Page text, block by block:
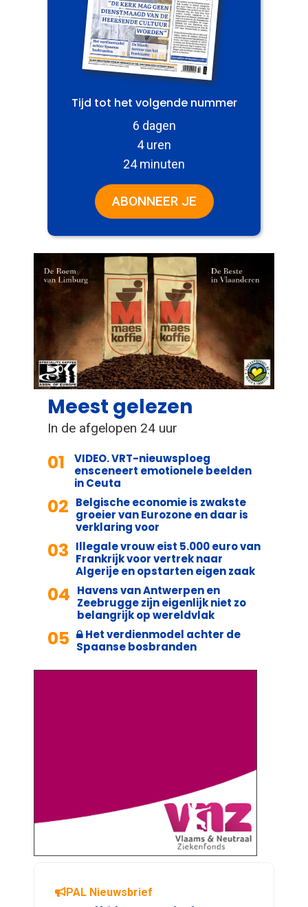
Tijd tot het volgende nummer
6 dagen
4 uren
24 minuten
ABONNEER JE
Meest gelezen
In de afgelopen 24 uur
01
VIDEO. VRT-nieuwsploeg
ensceneert emotionele beelden
in Ceuta
02 Belgische economie is zwakste
groeier van Eurozone en daar is
verklaring voor
03 Illegale vrouw eist 5.000 euro van
Frankrijk voor vertrek naar
Algerije en opstarten eigen zaak
04 Havens van Antwerpen en
Zeebrugge zijn eigenlijk niet zo
belangrijk op wereldvlak
05
Het verdienmodel achter de
Spaanse bosbranden
PAL Nieuwsbrief